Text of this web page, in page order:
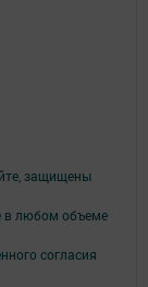
защищены
в любом объеме
согласия